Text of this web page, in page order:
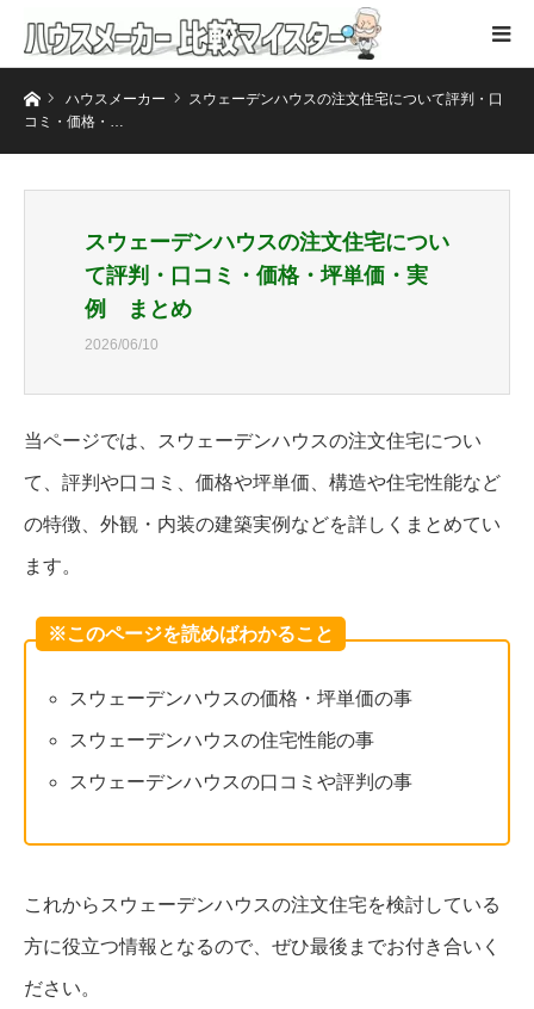
ホームハウスメーカー
スウェーデンハウスの注文住宅について評判・口
コミ・価格・…
スウェーデンハウスの注文住宅につい
て評判・口コミ・価格・坪単価・実
例 まとめ
2026/06/10
当ページでは、スウェーデンハウスの注文住宅につい
て、評判や口コミ、価格や坪単価、構造や住宅性能など
の特徴、外観・内装の建築実例などを詳しくまとめてい
ます。
※このページを読めばわかること
スウェーデンハウスの価格・坪単価の事
スウェーデンハウスの住宅性能の事
スウェーデンハウスの口コミや評判の事
これからスウェーデンハウスの注文住宅を検討している
方に役立つ情報となるので、ぜひ最後までお付き合いく
ださい。